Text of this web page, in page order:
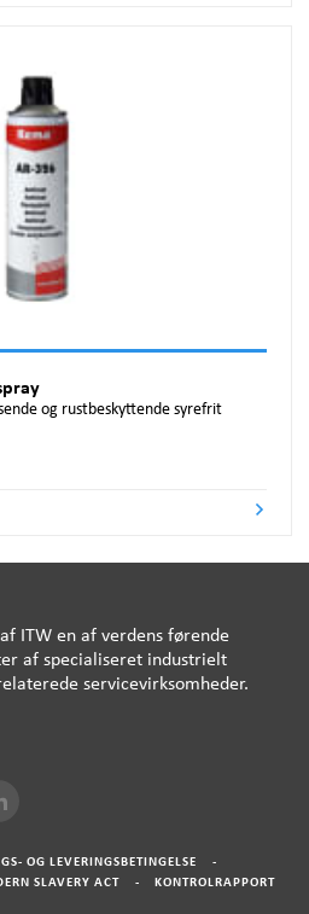
og rustbeskyttende syrefrit
ITW en af ​​verdens førende
af specialiseret industrielt
servicevirksomheder.
OG LEVERINGSBETINGELSE
-
SLAVERY ACT - KONTROLRAPPORT